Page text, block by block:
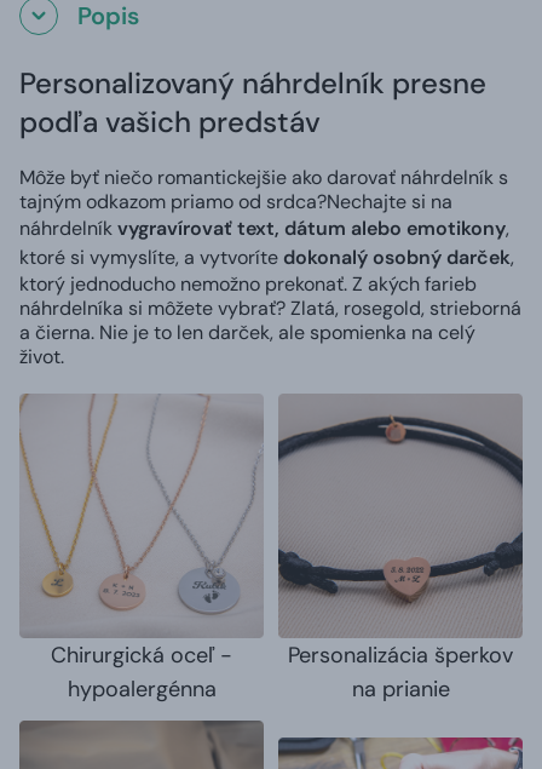
Popis
Personalizovaný náhrdelník presne
podľa vašich predstáv
Môže byť niečo romantickejšie ako darovať náhrdelník s
tajným odkazom priamo od srdca?Nechajte si na
náhrdelníkvygravírovať text, dátum alebo emotikony,
ktoré si vymyslíte, a vytvoríte dokonalý osobný darček,
ktorý jednoducho nemožno prekonať.Z akých farieb
náhrdelníka si môžete vybrať? Zlatá, rosegold, strieborná
a čierna. Nie je to len darček, ale spomienka na celý
život.
Chirurgická oceľ -
hypoalergénna
Personalizácia šperkov
na prianie